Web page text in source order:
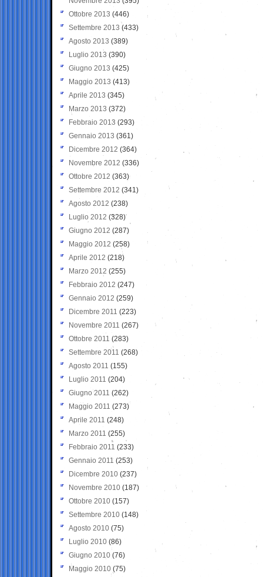
Ottobre 2013 (446)
Settembre 2013 (433)
Agosto 2013 (389)
Luglio 2013 (390)
Giugno 2013 (425)
Maggio 2013 (413)
Aprile 2013 (345)
Marzo 2013 (372)
Febbraio 2013 (293)
Gennaio 2013 (361)
Dicembre 2012 (364)
Novembre 2012 (336)
Ottobre 2012 (363)
Settembre 2012 (341)
Agosto 2012 (238)
Luglio 2012 (328)
Giugno 2012 (287)
Maggio 2012 (258)
Aprile 2012 (218)
Marzo 2012 (255)
Febbraio 2012 (247)
Gennaio 2012 (259)
Dicembre 2011 (223)
Novembre 2011 (267)
Ottobre 2011 (283)
Settembre 2011 (268)
Agosto 2011 (155)
Luglio 2011 (204)
Giugno 2011 (262)
Maggio 2011 (273)
Aprile 2011 (248)
Marzo 2011 (255)
Febbraio 2011 (233)
Gennaio 2011 (253)
Dicembre 2010 (237)
Novembre 2010 (187)
Ottobre 2010 (157)
Settembre 2010 (148)
Agosto 2010 (75)
Luglio 2010 (86)
Giugno 2010 (76)
Maggio 2010 (75)